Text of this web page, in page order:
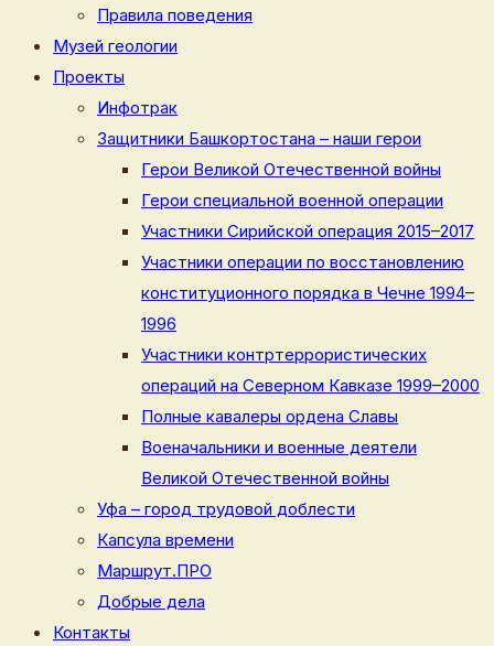
Правила поведения
Музей геологии
Проекты
Инфотрак
Защитники Башкортостана – наши герои
Герои Великой Отечественной войны
Герои специальной военной операции
Участники Сирийской операция 2015–2017
Участники операции по восстановлению
конституционного порядка в Чечне 1994–
1996
Участники контртеррористических
операций на Северном Кавказе 1999–2000
Полные кавалеры ордена Славы
Военачальники и военные деятели
Великой Отечественной войны
Уфа – город трудовой доблести
Капсула времени
Маршрут.ПРО
Добрые дела
Контакты